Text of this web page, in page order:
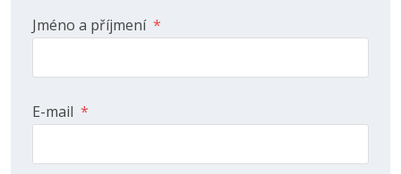
Jméno a příjmení *
E-mail *